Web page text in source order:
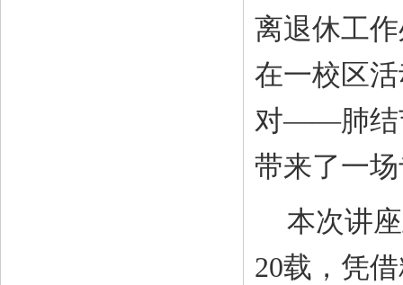
离退休工
在一校区
对——肺结
带来了一
本次讲
20载，凭